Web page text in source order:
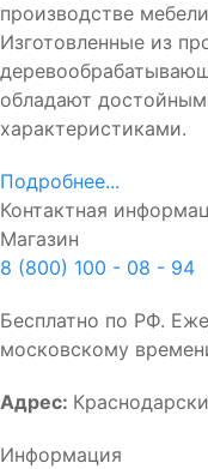
производстве
Изготовленные из
обладают
характеристиками.
Подробнее...
Контактная
Магазин
8 (800) 100 - 08 - 94
Бесплатно по РФ.
московскому
Адрес:
Информация